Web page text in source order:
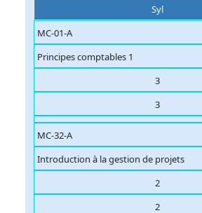
Syl
MC-01-A
Principes comptables 1
3
3
MC-32-A
Introduction à la gestion de projets
2
2